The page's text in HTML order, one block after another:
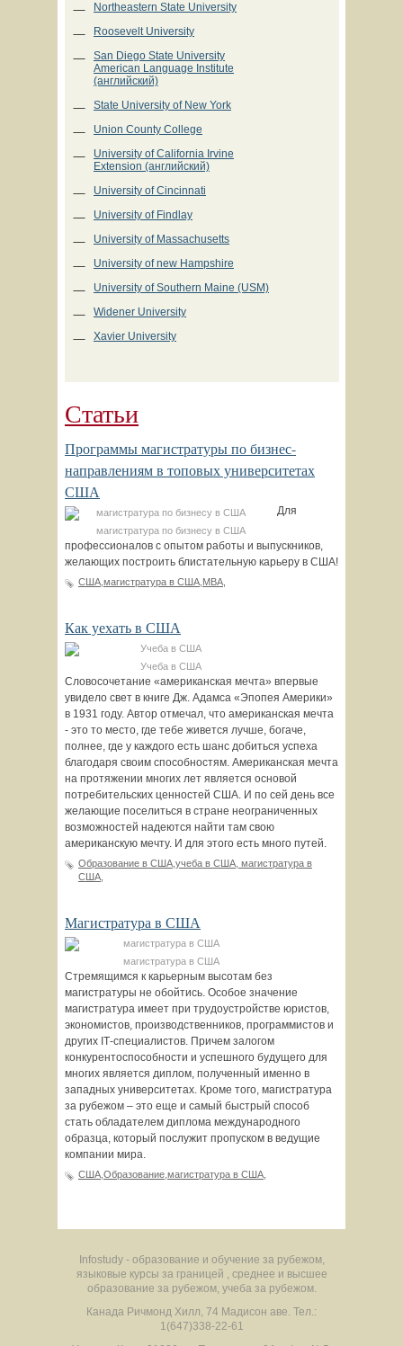
Northeastern State University
Roosevelt University
San Diego State University
American Language Institute
(английский)
State University of New York
Union County College
University of California Irvine
Extension (английский)
University of Cincinnati
University of Findlаy
University of Massachusetts
University of new Hampshire
University of Southern Maine (USM)
Widener University
Xavier University
Статьи
Программы магистратуры по бизнес-
направлениям в топовых университетах
США
магистратура по бизнесу в США
Для
профессионалов с опытом работы и выпускников,
желающих построить блистательную карьеру в США!
США,магистратура в США,MBA,
Как уехать в США
Учеба в США
Словосочетание «американская мечта» впервые
увидело свет в книге Дж. Адамса «Эпопея Америки»
в 1931 году. Автор отмечал, что американская мечта
- это то место, где тебе живется лучше, богаче,
полнее, где у каждого есть шанс добиться успеха
благодаря своим способностям. Американская мечта
на протяжении многих лет является основой
потребительских ценностей США. И по сей день все
желающие поселиться в стране неограниченных
возможностей надеются найти там свою
американскую мечту. И для этого есть много путей.
Образование в США,учеба в США, магистратура в
США,
Магистратура в США
магистратура в США
Стремящимся к карьерным высотам без
магистратуры не обойтись. Особое значение
магистратура имеет при трудоустройстве юристов,
экономистов, производственников, программистов и
других ІТ-специалистов. Причем залогом
конкурентоспособности и успешного будущего для
многих является диплом, полученный именно в
западных университетах. Кроме того, магистратура
за рубежом – это еще и самый быстрый способ
стать обладателем диплома международного
образца, который послужит пропуском в ведущие
компании мира.
США,Образование,магистратура в США,
Infostudy - образование и обучение за рубежом,
языковые курсы за границей , среднее и высшее
образование за рубежом, учеба за рубежом.
Канада Ричмонд Хилл, 74 Мадисон аве. Тел.:
1(647)338-22-61